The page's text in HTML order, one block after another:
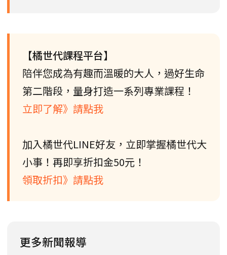
【橘世代課程平台】
陪伴您成為有趣而溫暖的大人，過好生命
第二階段，量身打造一系列專業課程！
立即了解》請點我
加入橘世代LINE好友，立即掌握橘世代大
小事！再即享折扣金50元！
領取折扣》請點我
更多新聞報導